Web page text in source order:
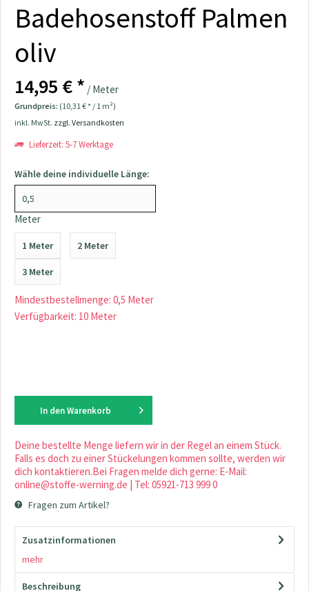
Badehosenstoff Palmen
oliv
14,95 € * / Meter
Grundpreis: (10,31 € * / 1 m²)
inkl. MwSt. zzgl. Versandkosten
Lieferzeit: 5-7 Werktage
Wähle deine individuelle Länge:
Meter
1 Meter 2 Meter
3 Meter
Mindestbestellmenge: 0,5 Meter
Verfügbarkeit: 10 Meter
In den Warenkorb
Deine bestellte Menge liefern wir in der Regel an einem Stück.
Falls es doch zu einer Stückelungen kommen sollte, werden wir
dich kontaktieren.Bei Fragen melde dich gerne: E-Mail:
online@stoffe-werning.de | Tel: 05921-713 999 0
Fragen zum Artikel?
Zusatzinformationen
mehr
Beschreibung